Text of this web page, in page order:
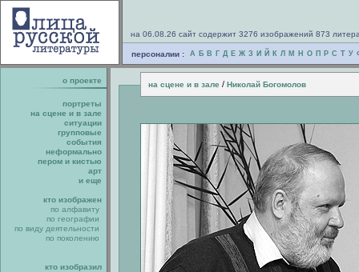
на 06.08.26 сайт содержит 3276 изображений 873
персоналии : А Б В Г Д Е Ж З И Й К Л М Н О П Р С Т У
о проекте на сцене и в зале / Николай Богомолов
портреты
на сцене и в зале
ситуации
групповые
события
неформально
пером и кистью
арт
и еще
кто изображен
по алфавиту
по географии
по виду деятельности
по поколению
кто изобразил